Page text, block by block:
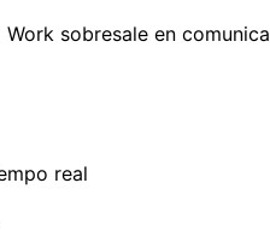
sobresale en
real